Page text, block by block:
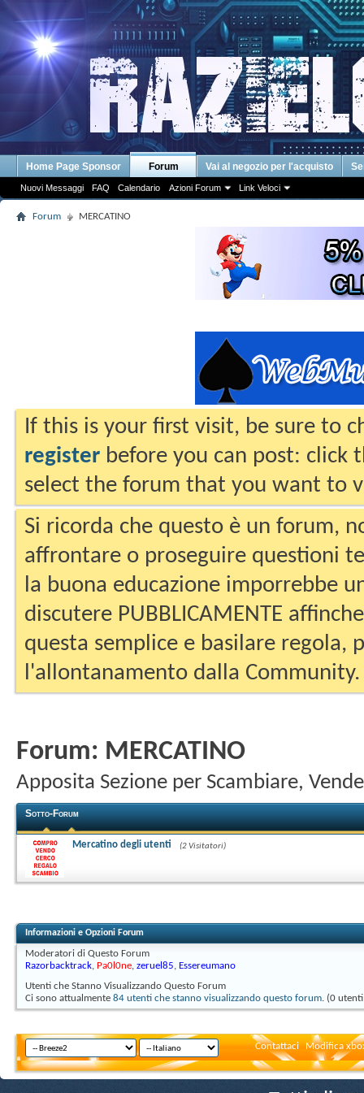
Home Page Sponsor Forum
Nuovi Messaggi FAQ Calendario Azioni Forum Link Veloci
Vai al negozio per l'acquisto
Forum MERCATINO
If this is your first visit, be sure to
register before you can post: click
select the forum that you want to
Si ricorda che questo è un forum,
affrontare o proseguire questioni
la buona educazione imporrebbe
discutere PUBBLICAMENTE
questa semplice e basilare regola,
l'allontanamento dalla Community.
Forum: MERCATINO
Apposita Sezione per Scambiare,
Sotto-Forum
Mercatino degli utenti (2 Visitatori)
Informazioni e Opzioni Forum
Moderatori di Questo Forum
Razorbacktrack, Pa0l0ne, zeruel85, Essereumano
Utenti che Stanno Visualizzando Questo Forum
Ci sono attualmente 84 utenti che stanno visualizzando questo forum. (0
Contattaci Modifica